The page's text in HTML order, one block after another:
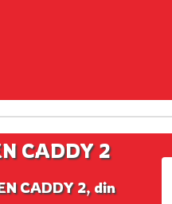
CADDY 2
CADDY 2, din